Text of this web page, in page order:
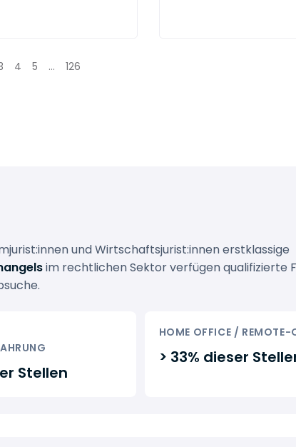
4 5 ... 126
und Wirtschaftsjurist:innen erstklassige
im rechtlichen Sektor verfügen qualifizierte
Stellen
HOME OFFICE / REMOTE-
> 33% dieser